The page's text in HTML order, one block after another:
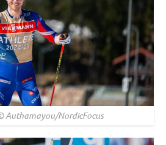
Authamayou/NordicFocus